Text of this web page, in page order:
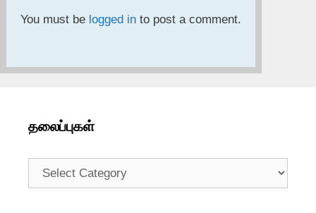
You must be logged in to post a comment.
தலைப்புகள்
தலைப்புகள்